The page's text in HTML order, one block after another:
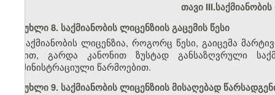
თავი III.
მუხლი 8. საქმიანობის ლიცენზიის გაცემის წესი
საქმიანობის ლიცენზია, როგორც წესი, გაიცემა
წესით, გარდა კანონით ზუსტად განსაზღვრული
ადმინისტრაციული წარმოებით.
მუხლი 9. საქმიანობის ლიცენზიის მისაღებად